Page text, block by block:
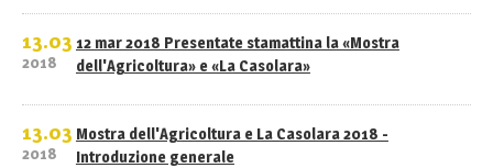
13.03
2018
12 mar 2018 Presentate stamattina la «Mostra
dell'Agricoltura» e «La Casolara»
13.03
2018
Mostra dell'Agricoltura e La Casolara 2018 -
Introduzione generale